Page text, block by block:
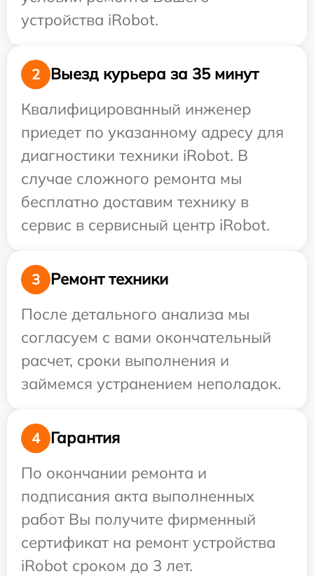
устройства iRobot.
2
Выезд курьера за 35 минут
Квалифицированный инженер
приедет по указанному адресу для
диагностики техники iRobot. В
случае сложного ремонта мы
бесплатно доставим технику в
сервис в сервисный центр iRobot.
3
Ремонт техники
После детального анализа мы
согласуем с вами окончательный
расчет, сроки выполнения и
займемся устранением неполадок.
4
Гарантия
По окончании ремонта и
подписания акта выполненных
работ Вы получите фирменный
сертификат на ремонт устройства
iRobot сроком до 3 лет.